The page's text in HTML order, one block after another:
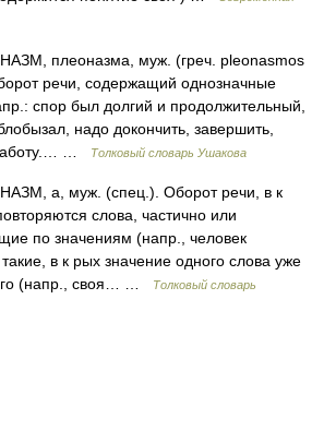
плеоназма, муж. (греч. pleonasmos
речи, содержащий однозначные
спор был долгий и продолжительный,
надо докончить, завершить,
…
Толковый словарь Ушакова
а, муж. (спец.). Оборот речи, в к
слова, частично или
по значениям (напр., человек
в к рых значение одного слова уже
(напр., своя… …
Толковый словарь